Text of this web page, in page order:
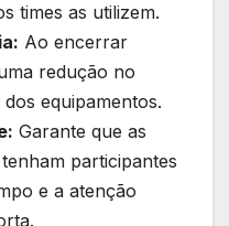
times as utilizem.
Ao encerrar
redução no
equipamentos.
Garante que as
participantes
e a atenção